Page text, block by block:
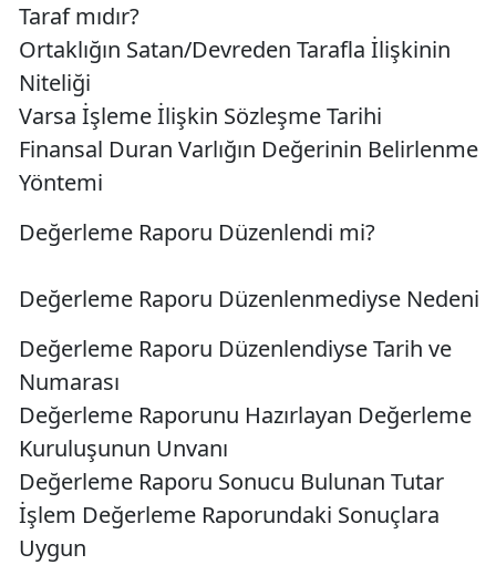
Taraf mıdır?
Ortaklığın Satan/Devreden Tarafla İlişkinin
Niteliği
Varsa İşleme İlişkin Sözleşme Tarihi
Finansal Duran Varlığın Değerinin Belirlenme
Yöntemi
Değerleme Raporu Düzenlendi mi?
Değerleme Raporu Düzenlenmediyse Nedeni
Değerleme Raporu Düzenlendiyse Tarih ve
Numarası
Değerleme Raporunu Hazırlayan Değerleme
Kuruluşunun Unvanı
Değerleme Raporu Sonucu Bulunan Tutar
İşlem Değerleme Raporundaki Sonuçlara
Uygun